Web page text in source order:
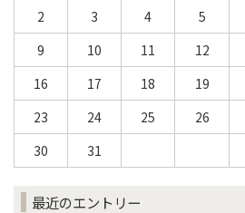
2
3 4 5
9
10 11 12
16
17 18 19
23
24 25 26
30
31
最近のエントリー